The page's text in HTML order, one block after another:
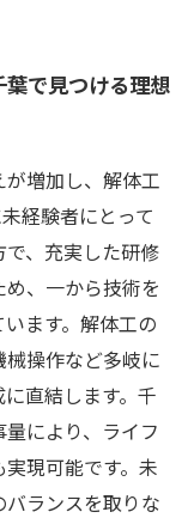
で見つける理想
増加し、解体工
経験者にとって
、充実した研修
、一から技術を
ます。解体工の
操作など多岐に
直結します。千
により、ライフ
現可能です。未
ランスを取りな